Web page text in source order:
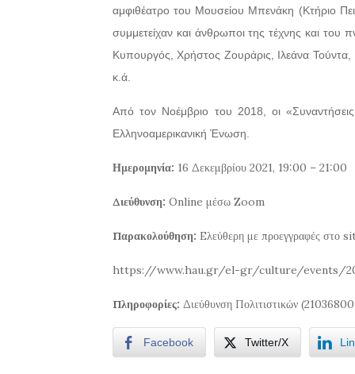
αμφιθέατρο του Μουσείου Μπενάκη (Κτήριο
συμμετείχαν και άνθρωποι της τέχνης και
Κυπουργός, Χρήστος Ζουράρις, Ιλεάνα
κ.ά.
Από τον Νοέμβριο του 2018, οι
Ελληνοαμερικανική Ένωση.
Ημερομηνία: 16 Δεκεμβρίου 2021, 19:00 – 21:00
Διεύθυνση: Online μέσω Zoom
Παρακολούθηση: Eλεύθερη με προεγγραφές στο
https://www.hau.gr/el-gr/culture/events/
Πληροφορίες: Διεύθυνση Πολιτιστικών
Facebook Twitter/X